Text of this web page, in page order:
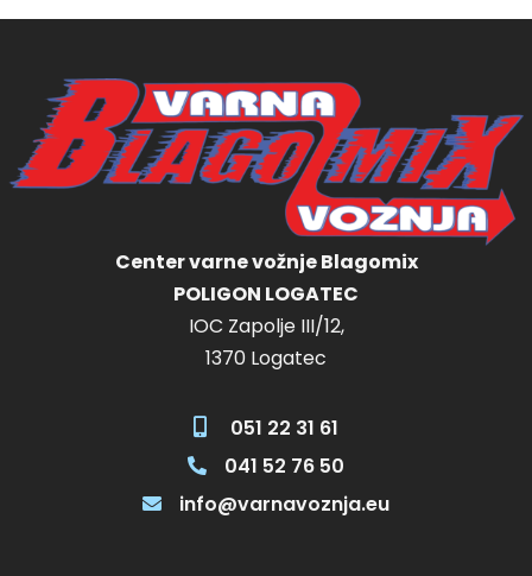
Center varne vožnje Blagomix
POLIGON LOGATEC
IOC Zapolje III/12,
1370 Logatec
051 22 31 61
041 52 76 50
info@varnavoznja.eu